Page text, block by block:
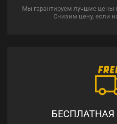
Мы гарантируем лучшие цены
Снизим цену, если